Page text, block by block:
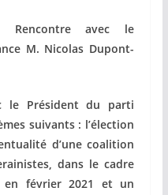
Rencontre avec le
M. Nicolas Dupont-
le Président du parti
suivants : l’élection
d’une coalition
dans le cadre
février 2021 et un